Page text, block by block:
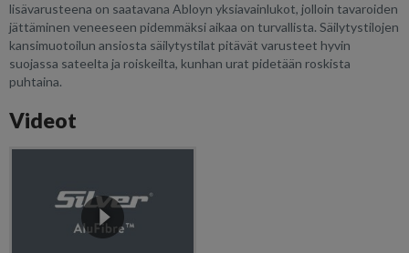
lisävarusteena on saatavana Abloyn yksiavainlukot, jolloin tavaroiden
jättäminen veneeseen pidemmäksi aikaa on turvallista. Säilytystilojen
kansimuotoilun ansiosta säilytystilat pitävät varusteet hyvin
suojassa sateelta ja roiskeilta, kunhan urat pidetään roskista
puhtaina.
Videot